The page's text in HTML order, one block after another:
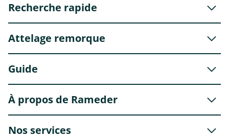
Recherche rapide
Attelage remorque
Guide
À propos de Rameder
Nos services